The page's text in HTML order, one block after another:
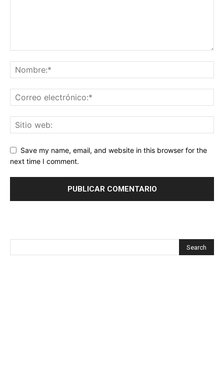
Save my name, email, and website in this browser for the
next time I comment.